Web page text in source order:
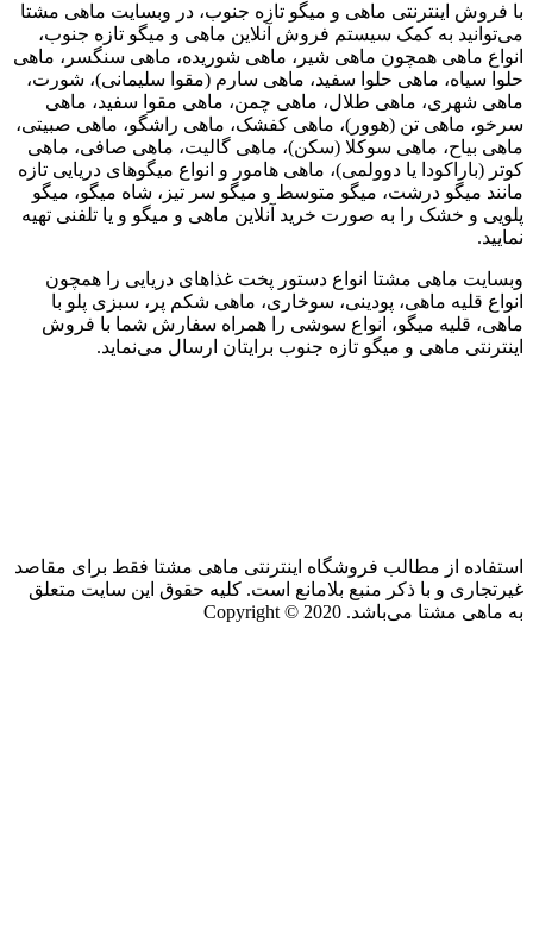
با فروش اینترنتی ماهی و میگو تازه جنوب، در وبسایت ماهی مشتا
می‌توانید به کمک سیستم فروش آنلاین ماهی و میگو تازه جنوب،
انواع ماهی همچون ماهی شیر، ماهی شوریده، ماهی سنگسر، ماهی
حلوا سیاه، ماهی حلوا سفید، ماهی سارم (مقوا سلیمانی)، شورت،
ماهی شهری، ماهی طلال، ماهی چمن، ماهی مقوا سفید، ماهی
سرخو، ماهی تن (هوور)، ماهی کفشک، ماهی راشگو، ماهی صبیتی،
ماهی بیاح، ماهی سوکلا (سکن)، ماهی گالیت، ماهی صافی، ماهی
کوتر (باراکودا یا دوولمی)، ماهی هامور و انواع میگوهای دریایی تازه
مانند میگو درشت، میگو متوسط و میگو سر تیز، شاه میگو، میگو
پلویی و خشک را به صورت خرید آنلاین ماهی و میگو و یا تلفنی تهیه
نمایید.
وبسایت ماهی مشتا انواع دستور پخت غذاهای دریایی را همچون
انواع قلیه ماهی، پودینی، سوخاری، ماهی شکم پر، سبزی پلو با
ماهی، قلیه میگو، انواع سوشی را همراه سفارش شما با فروش
اینترنتی ماهی و میگو تازه جنوب برایتان ارسال می‌نماید.
استفاده از مطالب فروشگاه اینترنتی ماهی مشتا فقط برای مقاصد
غیرتجاری و با ذکر منبع بلامانع است. کلیه حقوق این سایت متعلق
به ماهی مشتا می‌باشد. Copyright © 2020